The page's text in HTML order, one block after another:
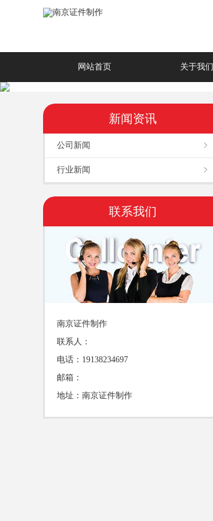
网站首页 关于我们
新闻资讯
公司新闻
行业新闻
联系我们
南京证件制作
联系人：
电话：19138234697
邮箱：
地址：南京证件制作